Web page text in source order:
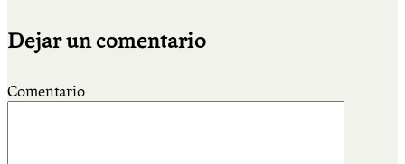
Dejar un comentario
Comentario